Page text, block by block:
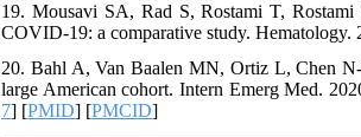
19. Mousavi SA, Rad S, Rostami T,
COVID-19: a comparative study. Hematology.
20. Bahl A, Van Baalen MN, Ortiz L, Chen
large American cohort. Intern Emerg Med.
7] [PMID] [PMCID]